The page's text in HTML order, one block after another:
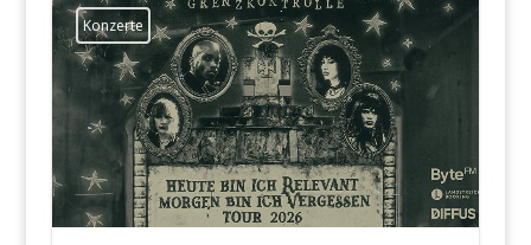
Konzerte